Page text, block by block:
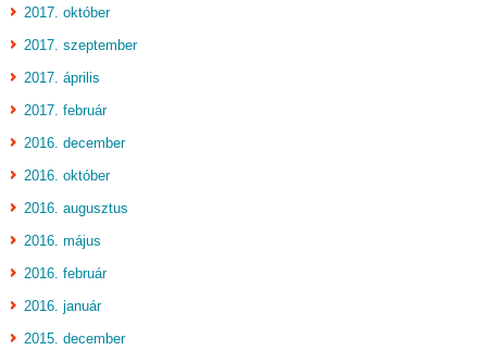
2017. október
2017. szeptember
2017. április
2017. február
2016. december
2016. október
2016. augusztus
2016. május
2016. február
2016. január
2015. december